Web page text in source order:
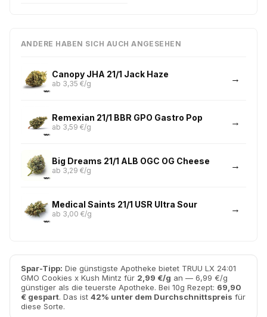
ANDERE HABEN SICH AUCH ANGESEHEN
Canopy JHA 21/1 Jack Haze
ab 3,35 €/g
Remexian 21/1 BBR GPO Gastro Pop
ab 3,59 €/g
Big Dreams 21/1 ALB OGC OG Cheese
ab 3,29 €/g
Medical Saints 21/1 USR Ultra Sour
ab 3,00 €/g
Spar-Tipp: Die günstigste Apotheke bietet TRUU LX 24:01
GMO Cookies x Kush Mintz für 2,99 €/g an — 6,99 €/g
günstiger als die teuerste Apotheke. Bei 10g Rezept: 69,90
€ gespart. Das ist 42% unter dem Durchschnittspreis für
diese Sorte.